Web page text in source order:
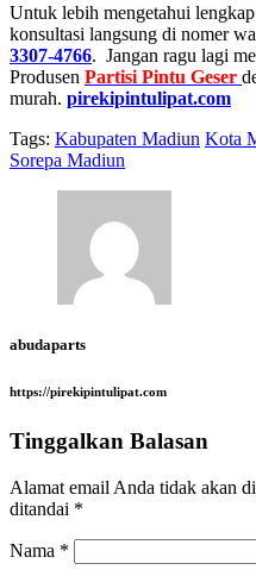
Untuk lebih mengetahui lengkap
konsultasi langsung di nomer
3307-4766. Jangan ragu lagi
Produsen Partisi Pintu Geser
murah. pirekipintulipat.com
Tags: Kabupaten Madiun Kota
Sorepa Madiun
abudaparts
https://pirekipintulipat.com
Tinggalkan Balasan
Alamat email Anda tidak akan
ditandai *
Nama *